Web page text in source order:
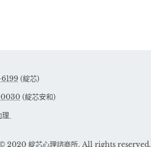
(綻芯)
(綻芯安和)
綻芯心理諮商所. All rights reserved.